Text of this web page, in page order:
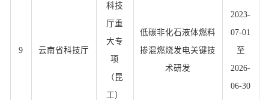
9 云南省科技厅
科技
厅重
大专
项
（昆
工）
低碳非化石液体燃料
掺混燃烧发电关键技
术研发
2023-
07-01
至
2026-
06-30